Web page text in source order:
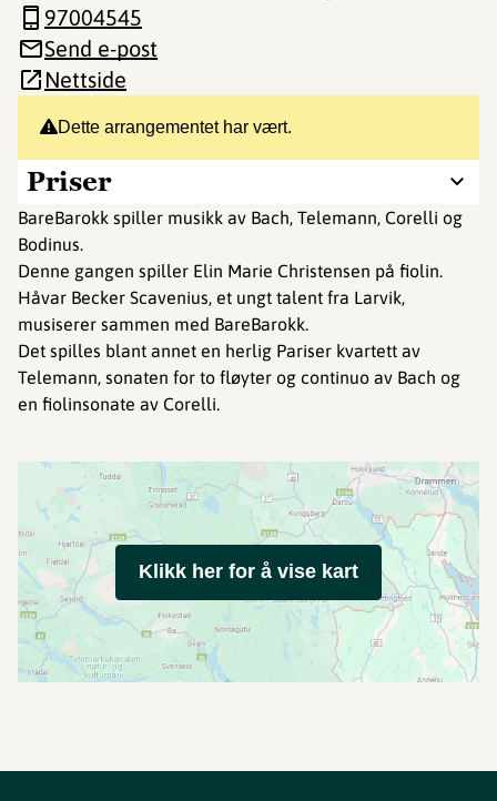
Dette arrangementet har vært.
Priser
BareBarokk spiller musikk av Bach, Telemann, Corelli og
Bodinus.
Denne gangen spiller Elin Marie Christensen på fiolin.
Håvar Becker Scavenius, et ungt talent fra Larvik,
musiserer sammen med BareBarokk.
Det spilles blant annet en herlig Pariser kvartett av
Telemann, sonaten for to fløyter og continuo av Bach og
en fiolinsonate av Corelli.
97004545
Send e-post
Nettside
Klikk her for å vise kart